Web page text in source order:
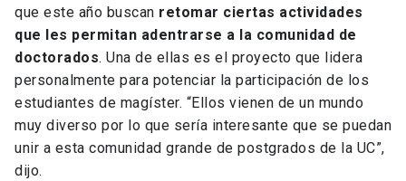
que este año buscan retomar ciertas actividades
que les permitan adentrarse a la comunidad de
doctorados. Una de ellas es el proyecto que lidera
personalmente para potenciar la participación de los
estudiantes de magíster. “Ellos vienen de un mundo
muy diverso por lo que sería interesante que se puedan
unir a esta comunidad grande de postgrados de la UC”,
dijo.